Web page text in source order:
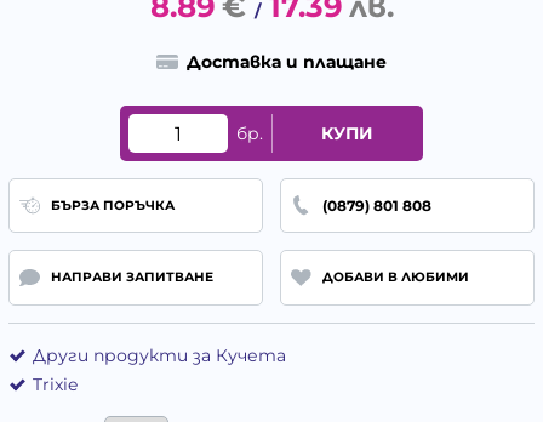
/
Доставка и плащане
бр. КУПИ
БЪРЗА ПОРЪЧКА (0879) 801 808
НАПРАВИ ЗАПИТВАНЕ ДОБАВИ В ЛЮБИМИ
Други продукти за Кучета
Trixie